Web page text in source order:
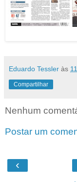
Eduardo Tessler às
Compartilhar
Nenhum
Postar um
‹